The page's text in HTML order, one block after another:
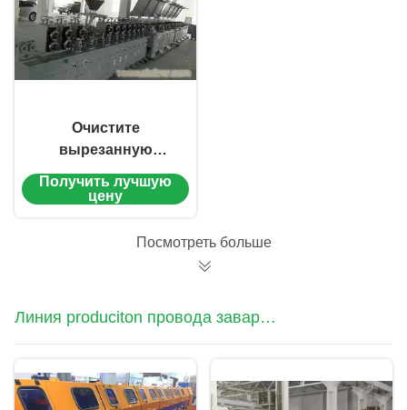
Очистите
вырезанную
сердцевина из
производственную
Получить лучшую
цену
Посмотреть больше
Линия produciton провода заварки
СО2